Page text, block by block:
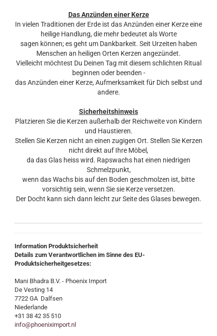
Das Anzünden einer Kerze
In vielen Traditionen der Erde ist das Anzünden einer Kerze eine
heilige Handlung, die mehr bedeutet als Worte
sagen können; es geht um Dankbarkeit. Seit Urzeiten haben
Menschen an heiligen Orten Kerzen angezündet.
Vielleicht möchtest Du Deinen Tag mit diesem schlichten Ritual
beginnen oder beenden -
das Anzünden einer Kerze, Aufmerksamkeit für Dich selbst und
andere.
Sicherheitshinweis
Platzieren Sie die Kerzen außerhalb der Reichweite von Kindern
und Haustieren.
Stellen Sie Kerzen nicht an einen zugigen Ort. Stellen Sie Kerzen
nicht direkt auf Ihre Möbel,
da das Glas heiss wird. Rapswachs hat einen niedrigen
Schmelzpunkt,
wenn das Wachs bis auf den Boden geschmolzen ist, bitte
vorsichtig sein, wenn Sie sie Kerze versetzen.
Der Docht kann sich dann leicht zur Seite des Glases bewegen.
Information Produktsicherheit
Details zum Verantwortlichen im Sinne des EU-
Produktsicherheitgesetzes:
Mani Bhadra B.V. - Phoenix Import
De Vesting 14
7722 GA Dalfsen
Niederlande
+31 38 42 35 510
info@phoeniximport.nl